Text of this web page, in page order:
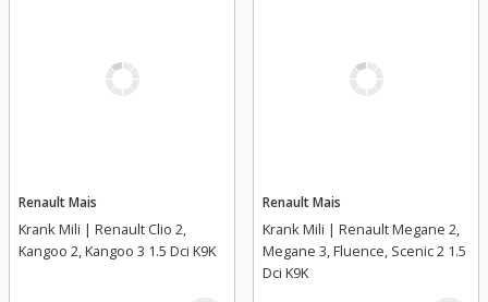
Renault Mais
Krank Mili | Renault Clio 2,
Kangoo 2, Kangoo 3 1.5 Dci K9K
Renault Mais
Krank Mili | Renault Megane 2,
Megane 3, Fluence, Scenic 2 1.5
Dci K9K